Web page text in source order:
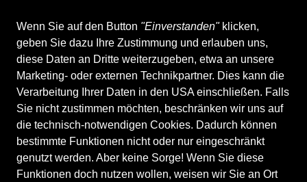
Wenn Sie auf den Button "Einverstanden"klicken,
geben Sie dazu Ihre Zustimmung und erlauben uns,
diese Daten an Dritte weiterzugeben, etwa an unsere
Marketing- oder externen Technikpartner. Dies kann die
Verarbeitung Ihrer Daten in den USA einschließen. Falls
Sie nicht zustimmen möchten, beschränken wir uns auf
die technisch-notwendigen Cookies. Dadurch können
bestimmte Funktionen nicht oder nur eingeschränkt
genutzt werden. Aber keine Sorge! Wenn Sie diese
Funktionen doch nutzen wollen, weisen wir Sie an Ort
17 Produkte